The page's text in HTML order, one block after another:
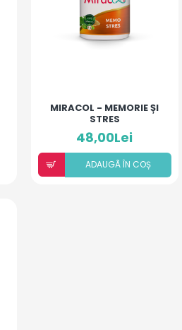
MIRACOL - MEMORIE ȘI
STRES
48,00Lei
ADAUGÃ ÎN COȘ